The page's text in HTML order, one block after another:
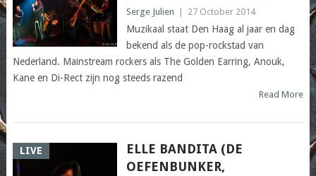
Serge Julien 27 October 2014
Muzikaal staat Den Haag al jaar en dag
bekend als de pop-rockstad van
Nederland. Mainstream rockers als The Golden Earring, Anouk,
Kane en Di-Rect zijn nog steeds razend
Read More
LIVE
ELLE BANDITA (DE
OEFENBUNKER,